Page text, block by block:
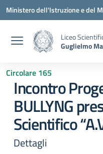
Vai ai contenuti
Vai al menu di navigazione
Vai al footer
Ministero dell'Istruzione e del
Liceo
Guglielmo
Circolare 165
Incontro
BULLYNG
Scientifico
Dettagli